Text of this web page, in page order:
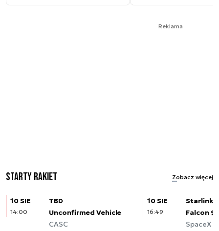
Reklama
Starty rakiet Zobacz więcej
10 SIE
14:00
TBD
Unconfirmed Vehicle
CASC
10 SIE
16:49
Starlink
Falcon 9
SpaceX